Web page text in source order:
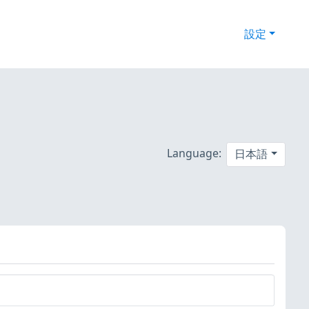
設定
Language: 日本語